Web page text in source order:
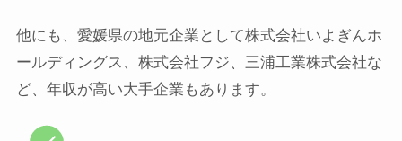
他にも、愛媛県の地元企業として株式会社いよぎんホ
ールディングス、株式会社フジ、三浦工業株式会社な
ど、年収が高い大手企業もあります。